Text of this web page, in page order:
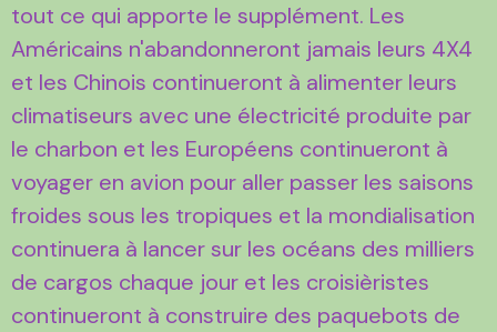
tout ce qui apporte le supplément. Les
Américains n'abandonneront jamais leurs 4X4
et les Chinois continueront à alimenter leurs
climatiseurs avec une électricité produite par
le charbon et les Européens continueront à
voyager en avion pour aller passer les saisons
froides sous les tropiques et la mondialisation
continuera à lancer sur les océans des milliers
de cargos chaque jour et les croisièristes
continueront à construire des paquebots de